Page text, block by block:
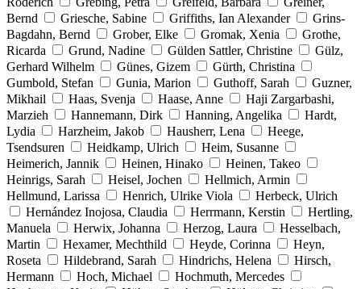
Bernd
Griesche, Sabine Griffiths, Ian Alexander
Grins-
Bagdahn, Bernd
Grober, Elke Gromak, Xenia
Grothe,
Ricarda
Grund, Nadine Gülden Sattler, Christine
Gülz,
Gerhard Wilhelm
Günes, Gizem
Gürth, Christina
Gumbold, Stefan
Gunia, Marion Guthoff, Sarah
Guzner,
Mikhail
Haas, Svenja Haase, Anne
Haji Zargarbashi,
Marzieh
Hannemann, Dirk Hanning, Angelika
Hardt,
Lydia
Harzheim, Jakob Hausherr, Lena
Heege,
Tsendsuren
Heidkamp, Ulrich
Heim, Susanne
Heimerich, Jannik
Heinen, Hinako
Heinen, Takeo
Heinrigs, Sarah
Heisel, Jochen
Hellmich, Armin
Hellmund, Larissa
Henrich, Ulrike Viola
Herbeck, Ulrich
Hernández Inojosa, Claudia
Herrmann, Kerstin
Hertling,
Manuela
Herwix, Johanna Herzog, Laura
Hesselbach,
Martin
Hexamer, Mechthild Heyde, Corinna
Heyn,
Roseta
Hildebrand, Sarah Hindrichs, Helena
Hirsch,
Hermann
Hoch, Michael
Hochmuth, Mercedes